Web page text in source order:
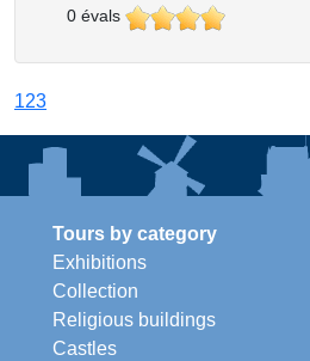
0 évals
123
Tours by category
Exhibitions
Collection
Religious buildings
Castles